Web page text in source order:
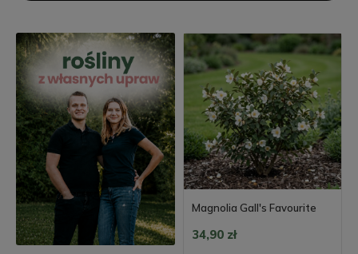
Magnolia Gall's Favourite
34,90 zł